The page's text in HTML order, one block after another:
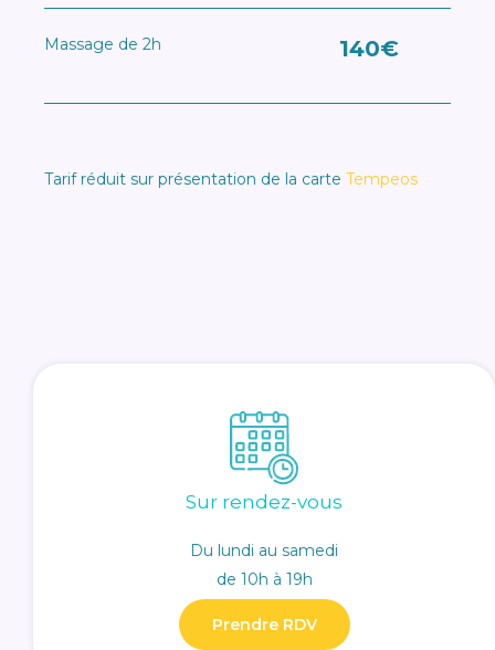
Massage de 2h 140€
Tarif réduit sur présentation de la carte Tempeos
Sur rendez-vous
Du lundi au samedi
de 10h à 19h
Prendre RDV